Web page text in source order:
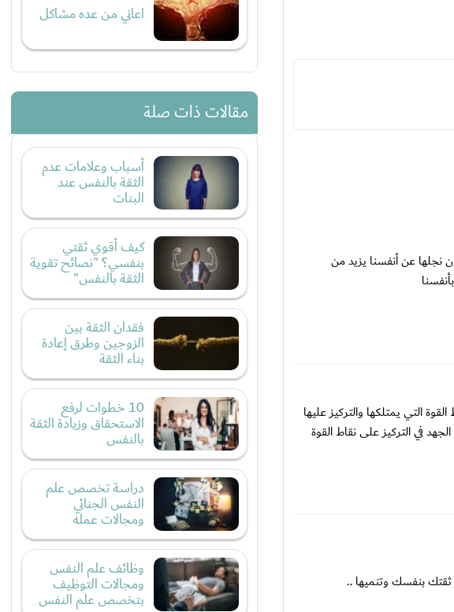
نجلها عن أنفسنا يزيد من
التي يمتلكها والتركيز عليها
في التركيز على نقاط القوة
ثقتك بنفسك وتنميها ..
اعاني من عده مشاكل
مقالات ذات صلة
أسباب وعلامات عدم
الثقة بالنفس عند
البنات
كيف أقوي ثقتي
بنفسي؟ "نصائح تقوية
الثقة بالنفس"
فقدان الثقة بين
الزوجين وطرق إعادة
بناء الثقة
10 خطوات لرفع
الاستحقاق وزيادة الثقة
بالنفس
دراسة تخصص علم
النفس الجنائي
ومجالات عمله
وظائف علم النفس
ومجالات التوظيف
بتخصص علم النفس